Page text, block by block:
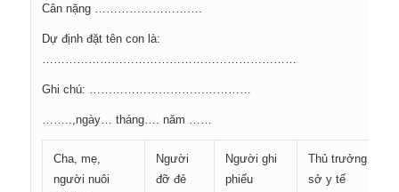
Cân nặng ……………………….
Dự định đặt tên con là:
…………………………………………………………
Ghi chú: ……………………………………
……..,ngày… tháng…. năm ……
Cha, mẹ,
người nuôi
Người
đỡ đẻ
Người ghi
phiếu
Thủ trưởng cơ
sở y tế